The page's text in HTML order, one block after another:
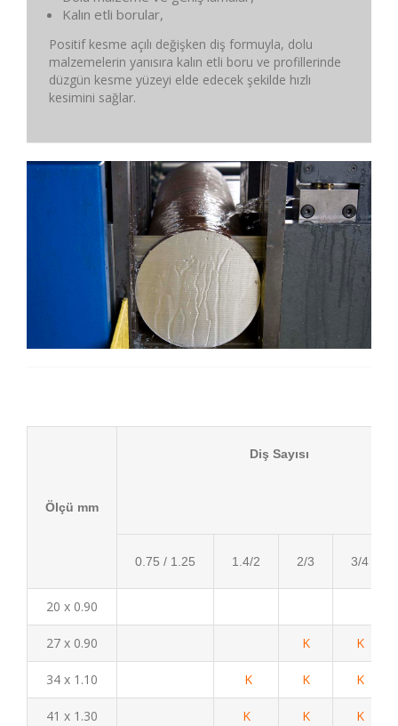
Kalın etli borular,
Positif kesme açılı değişken diş formuyla, dolu
malzemelerin yanısıra kalın etli boru ve profillerinde
düzgün kesme yüzeyi elde edecek şekilde hızlı
kesimini sağlar.
Ölçü mm
Diş Sayısı
0.75 / 1.25 1.4/2 2/3 3/4
20 x 0.90
27 x 0.90 K K
34 x 1.10 K K K
41 x 1.30 K K K